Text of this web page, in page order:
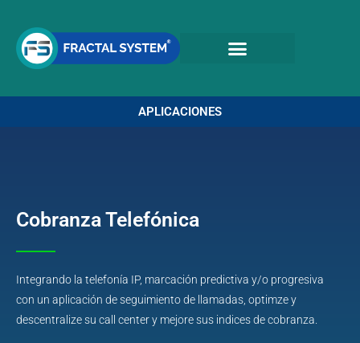
contenido
APLICACIONES
Cobranza Telefónica
Integrando la telefonía IP, marcación predictiva y/o progresiva
con un aplicación de seguimiento de llamadas, optimze y
descentralize su call center y mejore sus indices de cobranza.